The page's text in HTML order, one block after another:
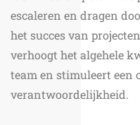
escaleren en dragen
het succes van
verhoogt het algehele
team en stimuleert een
verantwoordelijkheid.